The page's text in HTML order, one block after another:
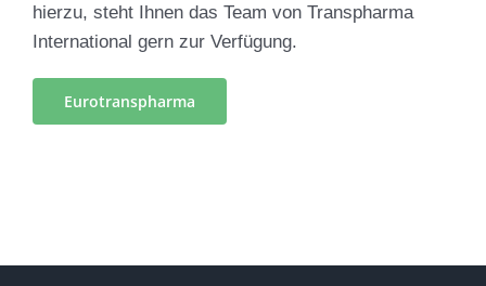
hierzu, steht Ihnen das Team von Transpharma
International gern zur Verfügung.
Eurotranspharma